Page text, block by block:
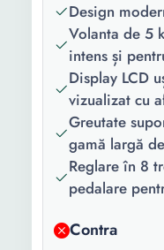
dificultate:
Greutate
maxima
suportata:
Greutate
volanta:
Culoare:
Lungime:
Design
Volanta de 5
intens și
Display LCD
vizualizat cu
Greutate
gamă largă
Reglare în 8
pedalare
Contra